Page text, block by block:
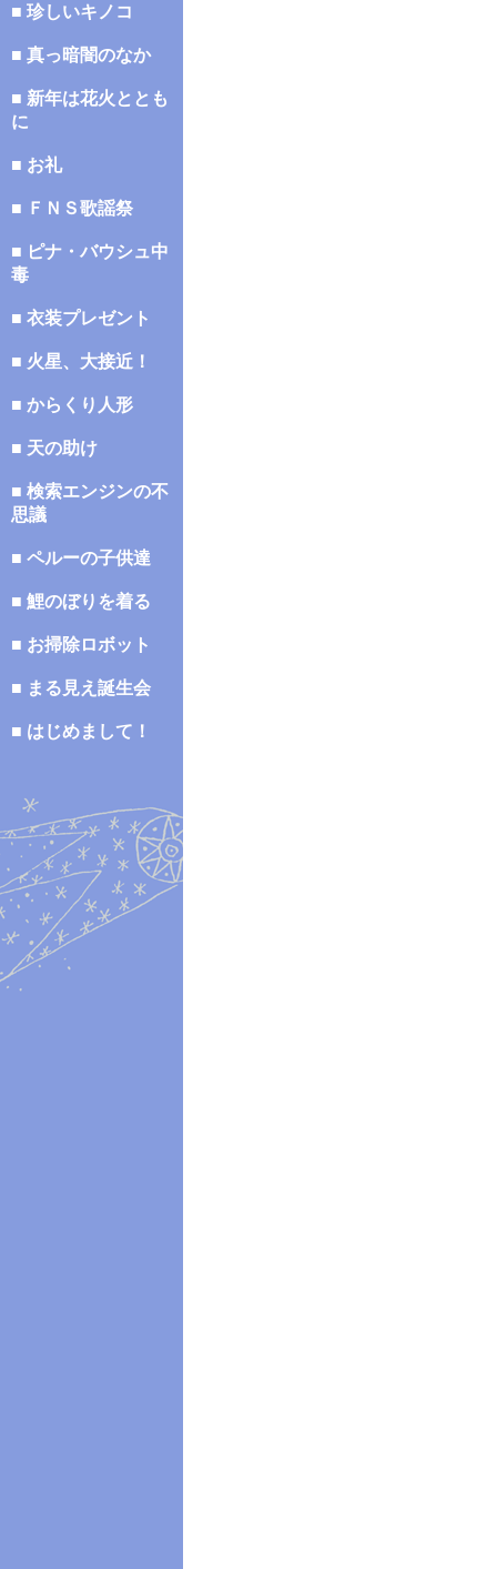
■ 珍しいキノコ
■ 真っ暗闇のなか
■ 新年は花火ととも
に
■ お礼
■ ＦＮＳ歌謡祭
■ ピナ・バウシュ中
毒
■ 衣装プレゼント
■ 火星、大接近！
■ からくり人形
■ 天の助け
■ 検索エンジンの不
思議
■ ペルーの子供達
■ 鯉のぼりを着る
■ お掃除ロボット
■ まる見え誕生会
■ はじめまして！